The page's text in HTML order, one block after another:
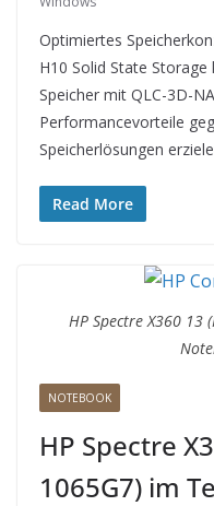
Optimiertes
H10 Solid State
Speicher mit QLC-3D-
Performancevorteile
Speicherlösungen
Read More
HP Spectre X360 13
NOTEBOOK
HP Spectre
1065G7) im